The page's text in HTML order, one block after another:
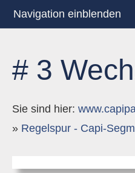
Navigation einblenden
# 3
Sie sind hier:
» Regelspur - Capi-